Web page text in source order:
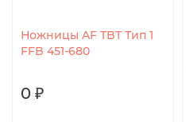
Ножницы AF TBT Тип 1
FFB 451-680
0 ₽